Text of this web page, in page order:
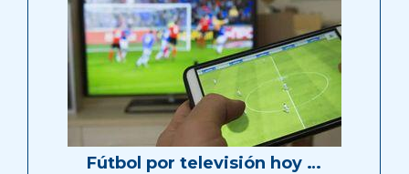
Fútbol por televisión hoy …